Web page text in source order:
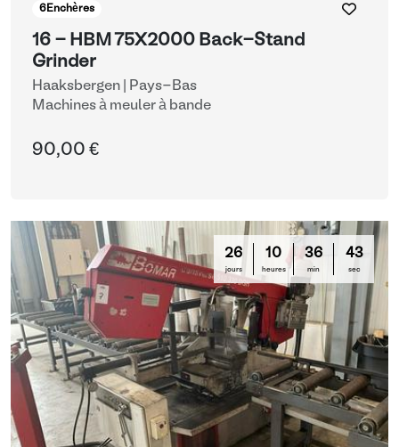
6Enchères
16 - HBM 75X2000 Back-Stand
Grinder
Haaksbergen | Pays-Bas
Machines à meuler à bande
90,00 €
26
jours
10
heures
36
min
42
sec